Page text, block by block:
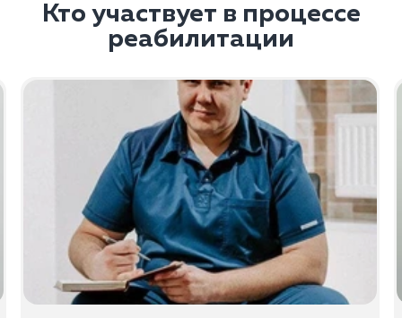
Кто участвует в процессе
реабилитации